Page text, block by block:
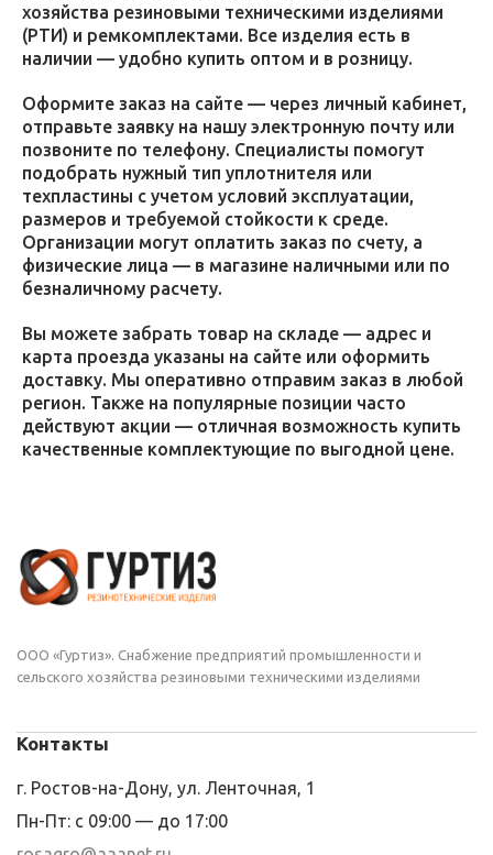
хозяйства резиновыми техническими изделиями
(РТИ) и ремкомплектами. Все изделия есть в
наличии — удобно купить оптом и в розницу.
Оформите заказ на сайте — через личный кабинет,
отправьте заявку на нашу электронную почту или
позвоните по телефону. Специалисты помогут
подобрать нужный тип уплотнителя или
техпластины с учетом условий эксплуатации,
размеров и требуемой стойкости к среде.
Организации могут оплатить заказ по счету, а
физические лица — в магазине наличными или по
безналичному расчету.
Вы можете забрать товар на складе — адрес и
карта проезда указаны на сайте или оформить
доставку. Мы оперативно отправим заказ в любой
регион. Также на популярные позиции часто
действуют акции — отличная возможность купить
качественные комплектующие по выгодной цене.
ООО «Гуртиз». Снабжение предприятий промышленности и
сельского хозяйства резиновыми техническими изделиями
Контакты
г. Ростов-на-Дону, ул. Ленточная, 1
Пн-Пт: с 09:00 — до 17:00